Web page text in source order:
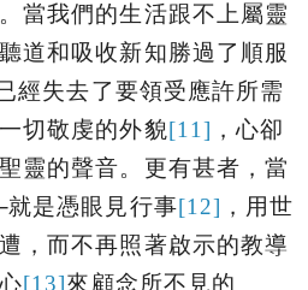
當我們的生活跟不上屬靈
道和吸收新知勝過了順服
經失去了要領受應許所需
切敬虔的外貌[11] ，心卻
靈的聲音。更有甚者，當
就是憑眼見行事[12] ，用世
，而不再照著啟示的教導
[13]來顧念所不見的